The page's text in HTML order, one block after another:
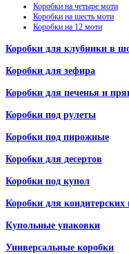
Коробки на четыре моти
Коробки на шесть моти
Коробки на 12 моти
Коробки для клубники в
Коробки для зефира
Коробки для печенья и
Коробки под рулеты
Коробки под пирожные
Коробки для десертов
Коробки под купол
Коробки для
Купольные упаковки
Универсальные коробки